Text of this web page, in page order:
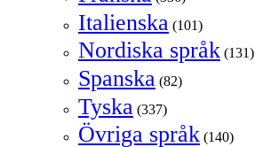
Italienska (101)
Nordiska språk (131)
Spanska (82)
Tyska (337)
Övriga språk (140)